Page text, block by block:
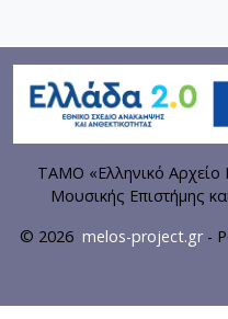
ΤΑΜΟ «Ελληνικό
Μουσικής Επιστήμης
© 2026 melos-project.gr-